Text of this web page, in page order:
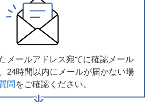
メールアドレス宛てに確認メール
24時間以内にメールが届かない場
問 をご確認ください。